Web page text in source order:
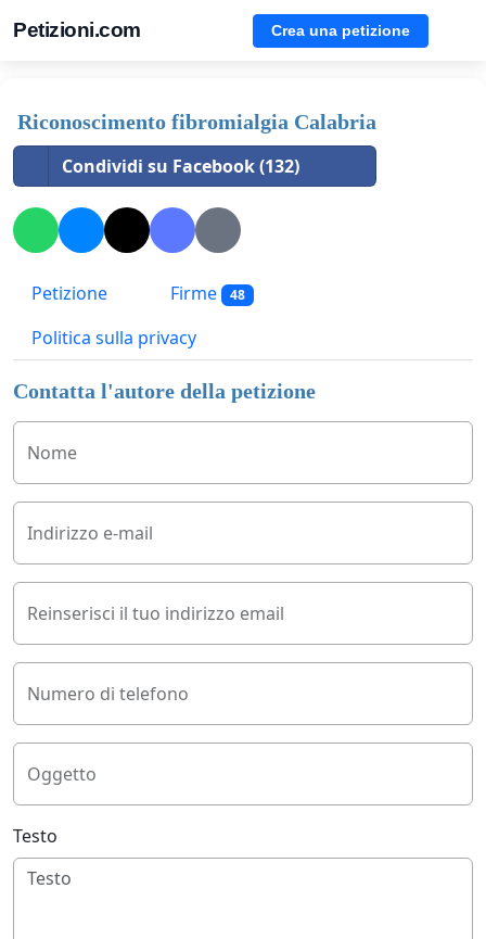
Petizioni.com Crea una petizione
Riconoscimento fibromialgia Calabria
Condividi su Facebook (132)
Petizione Firme 48
Politica sulla privacy
Contatta l'autore della petizione
Nome
Indirizzo e-mail
Reinserisci il tuo indirizzo email
Numero di telefono
Oggetto
Testo